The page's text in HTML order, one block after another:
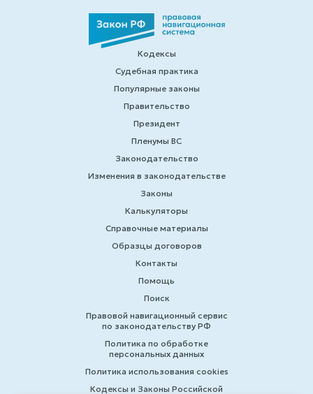
Кодексы
Судебная практика
Популярные законы
Правительство
Президент
Пленумы ВС
Законодательство
Изменения в законодательстве
Законы
Калькуляторы
Справочные материалы
Образцы договоров
Контакты
Помощь
Поиск
Правовой навигационный сервис
по законодательству РФ
Политика по обработке
персональных данных
Политика использования cookies
Кодексы и Законы Российской